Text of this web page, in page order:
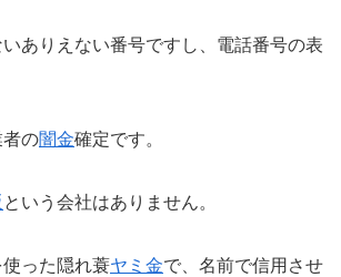
ありえない番号ですし、電話番号の表
者の闇金確定です。
という会社はありません。
った隠れ蓑ヤミ金で、名前で信用させ